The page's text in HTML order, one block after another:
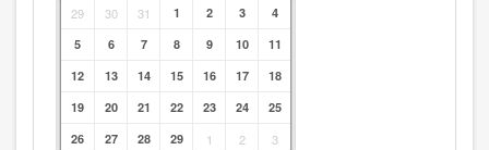
29 30 31 1 2 3
4
5
6 7 8 9 10
11
12
13 14 15 16 17
18
19
20 21 22 23 24
25
26
27 28 29 1 2 3